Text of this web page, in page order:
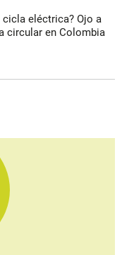
cicla eléctrica? Ojo a
circular en Colombia